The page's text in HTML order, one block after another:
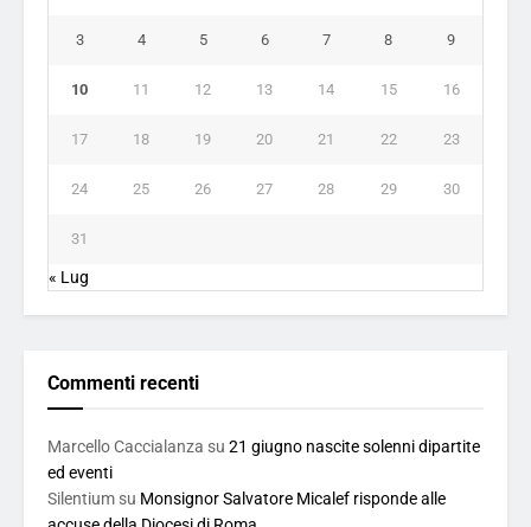
3 4 5 6 7 8 9
10 11 12 13 14 15 16
17 18 19 20 21 22 23
24 25 26 27 28 29 30
31
« Lug
Commenti recenti
Marcello Caccialanza su 21 giugno nascite solenni dipartite
ed eventi
Silentium su Monsignor Salvatore Micalef risponde alle